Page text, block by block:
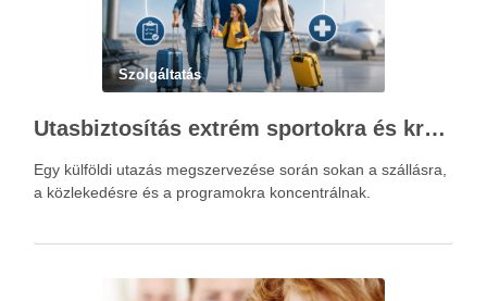
Szolgáltatás
Utasbiztosítás extrém sportokra és krónikus betegségek esetén: mire figyelj utazás előtt?
Egy külföldi utazás megszervezése során sokan a szállásra,
a közlekedésre és a programokra koncentrálnak.